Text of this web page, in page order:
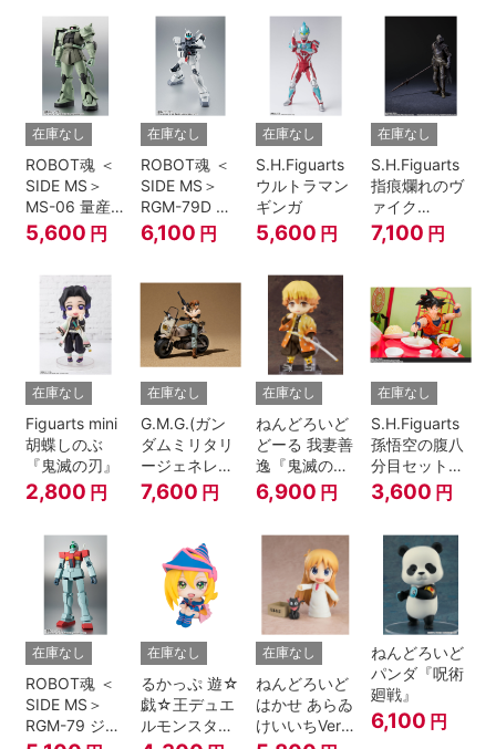
ラームーン
Cosmos』
在庫なし
ROBOT魂 ＜
SIDE MS＞
MS-06 量産
型ザク ver.
A.N.I.M.E.
5,600 円
在庫なし
ROBOT魂 ＜
SIDE MS＞
RGM-79D ジ
ム寒冷地仕様
ver.
6,100 円
在庫なし
S.H.Figuarts
ウルトラマン
ギンガ
5,600 円
在庫なし
S.H.Figuarts
指痕爛れのヴ
ァイク
『ELDEN
RING』
7,100 円
在庫なし
Figuarts mini
胡蝶しのぶ
『鬼滅の刃』
2,800 円
在庫なし
G.M.G.(ガン
ダムミリタリ
ージェネレー
ション） 機動
戦士ガンダム
地球連邦軍V-
SP09 一般兵
士＆連邦兵専
用バイク
7,600 円
在庫なし
ねんどろいど
どーる 我妻善
逸『鬼滅の
刃』
6,900 円
在庫なし
S.H.Figuarts
孫悟空の腹八
分目セット
『ドラゴンボ
ールZ』
3,600 円
在庫なし
ROBOT魂 ＜
SIDE MS＞
RGM-79 ジム
在庫なし
るかっぷ 遊☆
戯☆王デュエ
ルモンスター
在庫なし
ねんどろいど
はかせ あらゐ
けいいちVer.
ねんどろいど
パンダ『呪術
廻戦』
6,100 円